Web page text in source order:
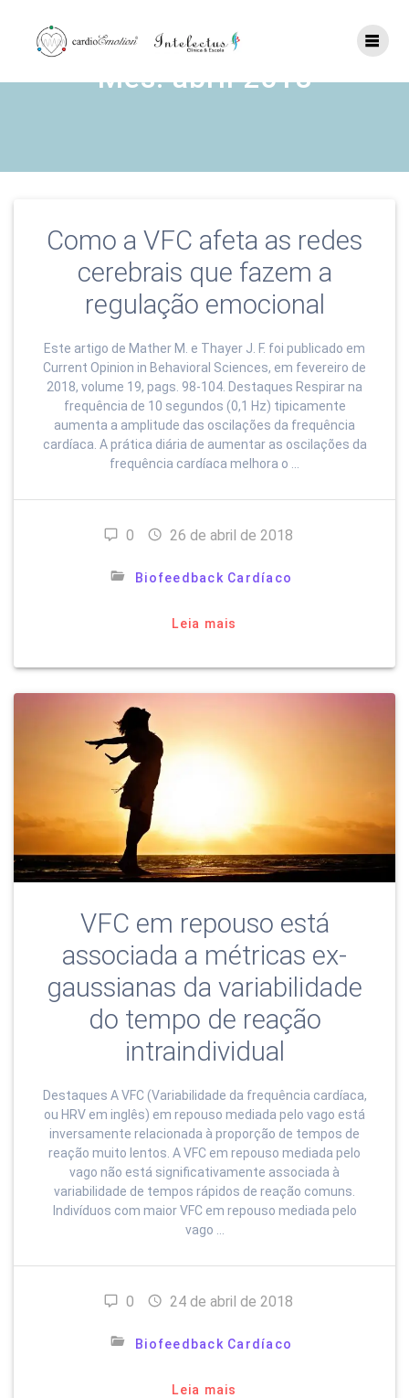
content
Mês:abril 2018
Como a VFC afeta as redes
cerebrais que fazem a
regulação emocional
Este artigo de Mather M. e Thayer J. F. foi publicado em
Current Opinion in Behavioral Sciences, em fevereiro de
2018, volume 19, pags. 98-104. Destaques Respirar na
frequência de 10 segundos (0,1 Hz) tipicamente
aumenta a amplitude das oscilações da frequência
cardíaca. A prática diária de aumentar as oscilações da
frequência cardíaca melhora o …
0 26 de abril de 2018
Biofeedback Cardíaco
Leia mais
VFC em repouso está
associada a métricas ex-
gaussianas da variabilidade
do tempo de reação
intraindividual
Destaques A VFC (Variabilidade da frequência cardíaca,
ou HRV em inglês) em repouso mediada pelo vago está
inversamente relacionada à proporção de tempos de
reação muito lentos. A VFC em repouso mediada pelo
vago não está significativamente associada à
variabilidade de tempos rápidos de reação comuns.
Indivíduos com maior VFC em repouso mediada pelo
vago …
0 24 de abril de 2018
Biofeedback Cardíaco
Leia mais